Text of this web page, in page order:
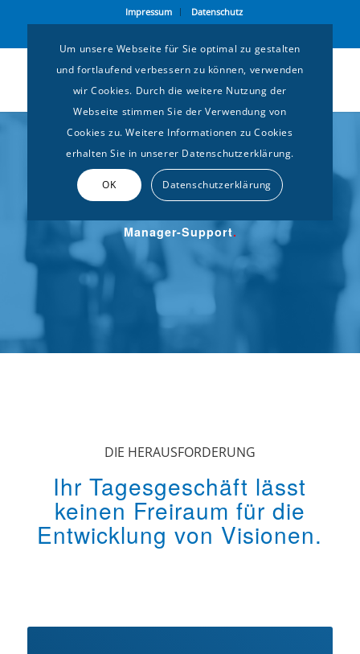
Impressum
Datenschutz
Manager-Support.
DIE HERAUSFORDERUNG
Ihr Tagesgeschäft lässt
keinen Freiraum für die
Entwicklung von Visionen.
Um unsere Webseite für Sie optimal zu gestalten
und fortlaufend verbessern zu können, verwenden
wir Cookies. Durch die weitere Nutzung der
Webseite stimmen Sie der Verwendung von
Cookies zu. Weitere Informationen zu Cookies
erhalten Sie in unserer Datenschutzerklärung.
OK Datenschutzerklärung